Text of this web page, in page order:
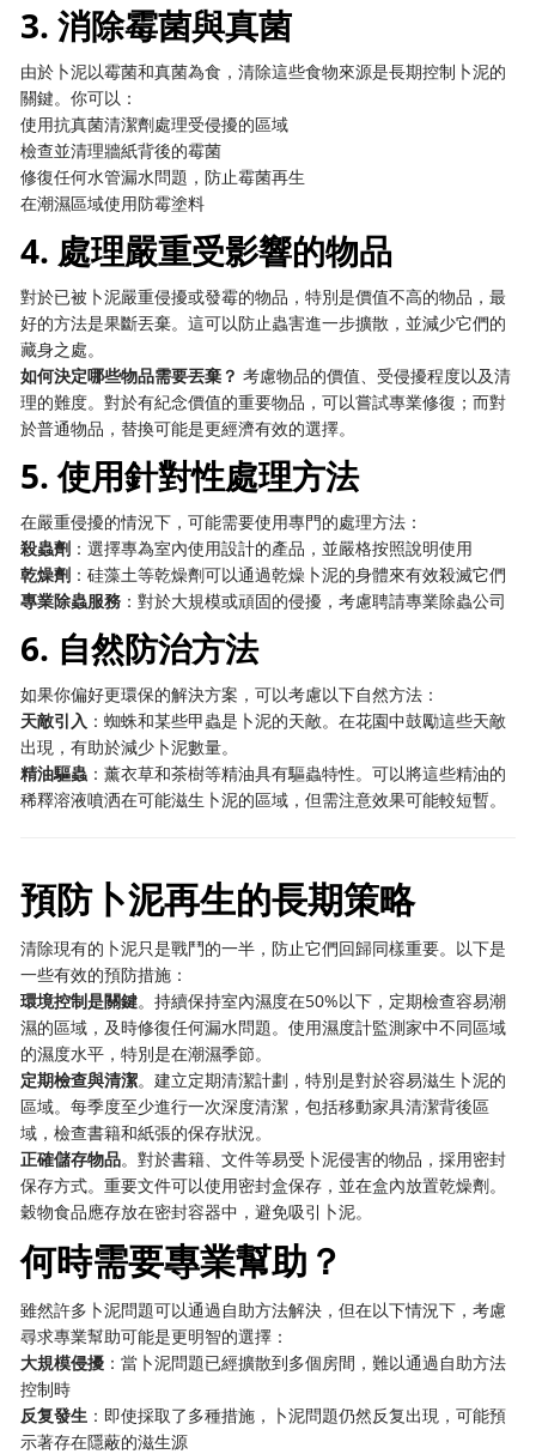
3. 消除霉菌與真菌
由於卜泥以霉菌和真菌為食，清除這些食物來源是長期控制卜泥的
關鍵。你可以：
使用抗真菌清潔劑處理受侵擾的區域
檢查並清理牆紙背後的霉菌
修復任何水管漏水問題，防止霉菌再生
在潮濕區域使用防霉塗料
4. 處理嚴重受影響的物品
對於已被卜泥嚴重侵擾或發霉的物品，特別是價值不高的物品，最
好的方法是果斷丟棄。這可以防止蟲害進一步擴散，並減少它們的
藏身之處。
如何決定哪些物品需要丟棄？ ​ 考慮物品的價值、受侵擾程度以及清
理的難度。對於有紀念價值的重要物品，可以嘗試專業修復；而對
於普通物品，替換可能是更經濟有效的選擇。
5. 使用針對性處理方法
在嚴重侵擾的情況下，可能需要使用專門的處理方法：
殺蟲劑 ：選擇專為室內使用設計的產品，並嚴格按照說明使用
乾燥劑 ：硅藻土等乾燥劑可以通過乾燥卜泥的身體來有效殺滅它們
專業除蟲服務 ：對於大規模或頑固的侵擾，考慮聘請專業除蟲公司
6. 自然防治方法
如果你偏好更環保的解決方案，可以考慮以下自然方法：
天敵引入 ：蜘蛛和某些甲蟲是卜泥的天敵。在花園中鼓勵這些天敵
出現，有助於減少卜泥數量。
精油驅蟲 ：薰衣草和茶樹等精油具有驅蟲特性。可以將這些精油的
稀釋溶液噴洒在可能滋生卜泥的區域，但需注意效果可能較短暫。
預防卜泥再生的長期策略
清除現有的卜泥只是戰鬥的一半，防止它們回歸同樣重要。以下是
一些有效的預防措施：
環境控制是關鍵。持續保持室內濕度在50%以下，定期檢查容易潮
濕的區域，及時修復任何漏水問題。使用濕度計監測家中不同區域
的濕度水平，特別是在潮濕季節。
定期檢查與清潔。建立定期清潔計劃，特別是對於容易滋生卜泥的
區域。每季度至少進行一次深度清潔，包括移動家具清潔背後區
域，檢查書籍和紙張的保存狀況。
正確儲存物品。對於書籍、文件等易受卜泥侵害的物品，採用密封
保存方式。重要文件可以使用密封盒保存，並在盒內放置乾燥劑。
穀物食品應存放在密封容器中，避免吸引卜泥。
何時需要專業幫助？
雖然許多卜泥問題可以通過自助方法解決，但在以下情況下，考慮
尋求專業幫助可能是更明智的選擇：
大規模侵擾 ：當卜泥問題已經擴散到多個房間，難以通過自助方法
控制時
反复發生 ：即使採取了多種措施，卜泥問題仍然反复出現，可能預
示著存在隱蔽的滋生源